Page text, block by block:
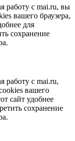
работу с mai.ru, вы
вашего браузера,
для
сохранение
с mai.ru,
вашего
сайт удобнее
сохранение